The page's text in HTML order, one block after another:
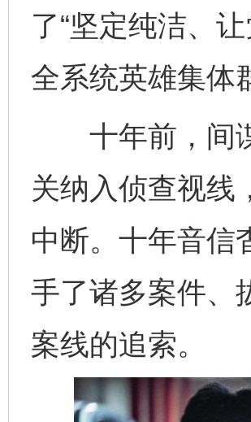
了“坚定纯洁、
全系统英雄集体
十年前，间谍
关纳入侦查视线
中断。十年音信
手了诸多案件、
案线的追索。